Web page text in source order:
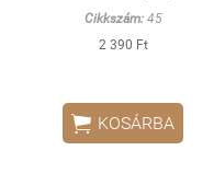
Cikkszám:45
2 390 Ft
 KOSÁRBA